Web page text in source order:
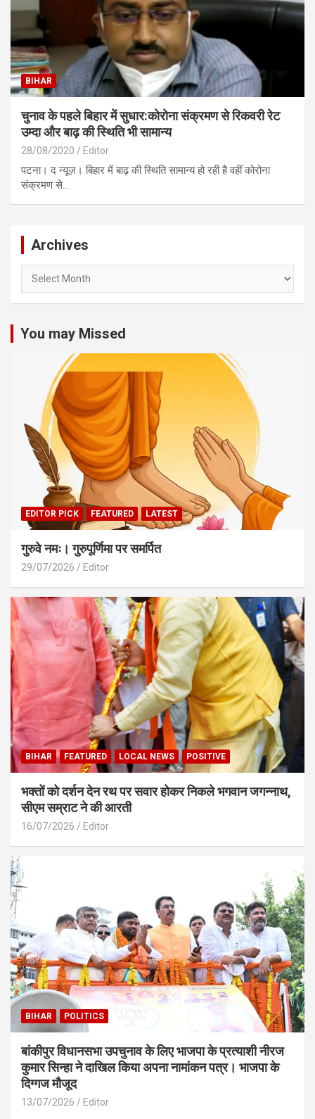
BIHAR
चुनाव के पहले बिहार में सुधार:कोरोना संक्रमण से रिकवरी रेट
उम्दा और बाढ़ की स्थिति भी सामान्य
28/08/2020 Editor
पटना। द न्यूज़। बिहार में बाढ़ की स्थिति सामान्य हो रही है वहीं कोरोना
संक्रमण से…
Archives
You may Missed
EDITOR PICK FEATURED LATEST
गुरुवे नमः। गुरुपूर्णिमा पर समर्पित
29/07/2026 Editor
BIHAR FEATURED LOCAL NEWS POSITIVE
भक्तों को दर्शन देन रथ पर सवार होकर निकले भगवान जगन्नाथ,
सीएम सम्राट ने की आरती
16/07/2026 Editor
BIHAR POLITICS
बांकीपुर विधानसभा उपचुनाव के लिए भाजपा के प्रत्याशी नीरज
कुमार सिन्हा ने दाखिल किया अपना नामांकन पत्र। भाजपा के
दिग्गज मौजूद
13/07/2026 Editor